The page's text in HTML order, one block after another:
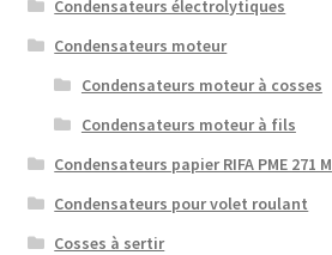
Condensateurs électrolytiques
Condensateurs moteur
Condensateurs moteur à cosses
Condensateurs moteur à fils
Condensateurs papier RIFA PME 271 M
Condensateurs pour volet roulant
Cosses à sertir